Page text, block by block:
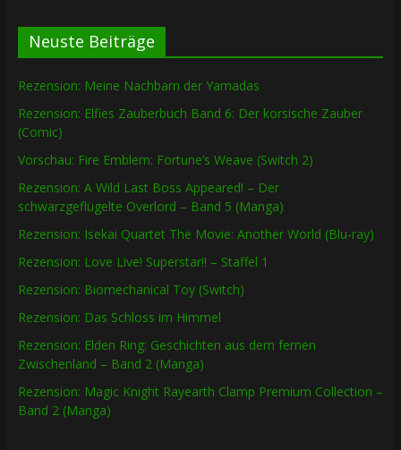
Neuste Beiträge
Rezension: Meine Nachbarn der Yamadas
Rezension: Elfies Zauberbuch Band 6: Der korsische Zauber
(Comic)
Vorschau: Fire Emblem: Fortune’s Weave (Switch 2)
Rezension: A Wild Last Boss Appeared! – Der
schwarzgeflügelte Overlord – Band 5 (Manga)
Rezension: Isekai Quartet The Movie: Another World (Blu-ray)
Rezension: Love Live! Superstar!! – Staffel 1
Rezension: Biomechanical Toy (Switch)
Rezension: Das Schloss im Himmel
Rezension: Elden Ring: Geschichten aus dem fernen
Zwischenland – Band 2 (Manga)
Rezension: Magic Knight Rayearth Clamp Premium Collection –
Band 2 (Manga)